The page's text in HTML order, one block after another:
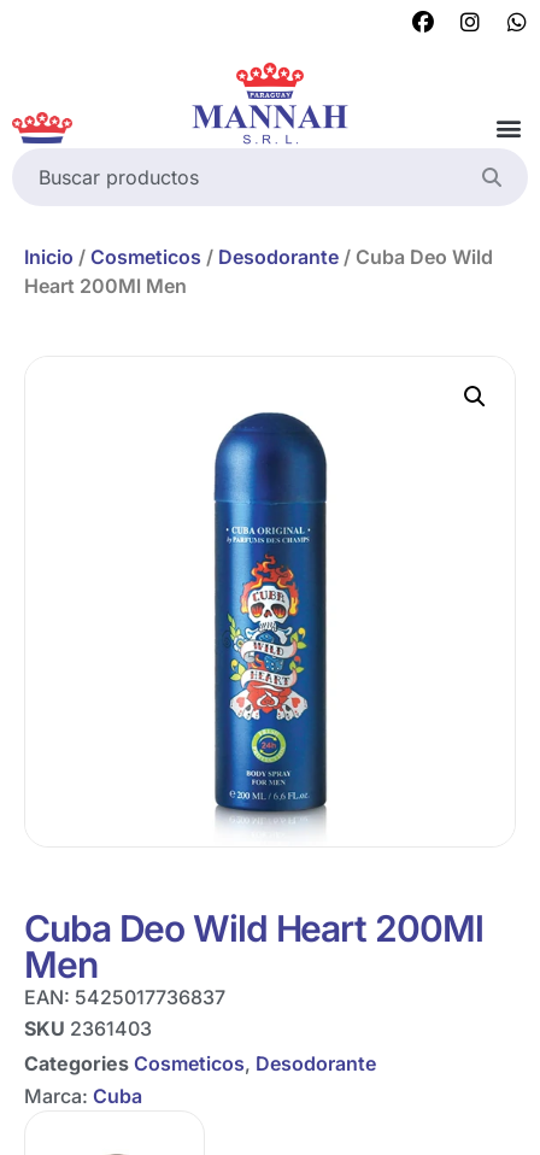
Inicio / Cosmeticos / Desodorante / Cuba Deo Wild
Heart 200Ml Men
Cuba Deo Wild Heart 200Ml
Men
EAN: 5425017736837
SKU 2361403
Categories Cosmeticos, Desodorante
Marca: Cuba